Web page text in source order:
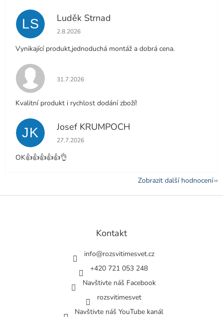
LS Luděk Strnad
Hodnocení obchodu je 5 z 5 hvězdiček.
2.8.2026
Vynikající produkt,jednoduchá montáž a dobrá cena.
Hodnocení obchodu je 5 z 5 hvězdiček.
31.7.2026
Kvalitní produkt i rychlost dodání zboží!
JK Josef KRUMPOCH
Hodnocení obchodu je 5 z 5 hvězdiček.
27.7.2026
OK👍👍👍👍👍👌
Zobrazit další hodnocení
Z
Kontakt
info@rozsvitimesvet.cz
+420 721 053 248
Navštivte náš Facebook
rozsvitimesvet
Navštivte náš YouTube kanál